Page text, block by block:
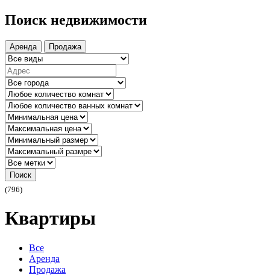
Поиск недвижимости
Аренда Продажа
Поиск
(796)
Квартиры
Все
Аренда
Продажа